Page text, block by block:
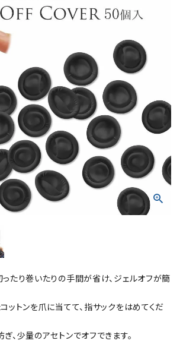
たり巻いたりの手間が省け、ジェルオフが簡
ットンを爪に当てて、指サックをはめてくだ
、少量のアセトンでオフできます。